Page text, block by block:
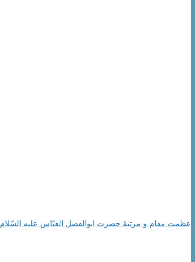
عظمت مقام و مرتبۀ حضرت ابوالفضل العبّاس علیه السّلام